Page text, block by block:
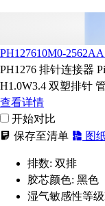
PH127610M0-
PH1276 排针连接器
H1.0W3.4 双塑排针
查看详情
开始对比
保存至清单
图
排数: 双排
胶芯颜色: 黑色
湿气敏感性等